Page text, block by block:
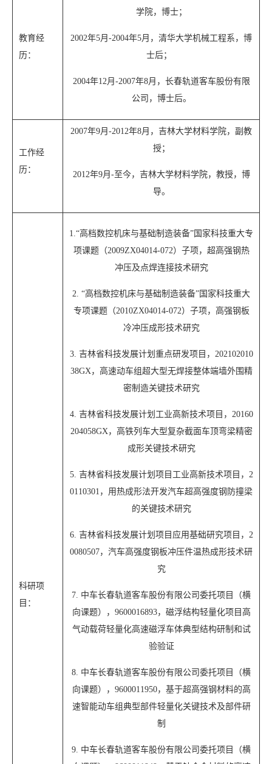
教育经
历：
学院，博士；
2002年5月 -2004年5月 ， 清华大学机械工程系，博
士后；
2004年12 月 -2007年8月，长春轨道客车股份有限
公司，博士后。
工作经
历：
2007年9月 -2012年8月，吉林大学材料学院，副教
授；
2012年9月 -至今，吉林大学材料学院，教授，博
导。
科研项
目：
1.“高档数控机床与基础制造装备”国家科技重大专
项课题（2009ZX04014-072）子项，超高强钢热
冲压及点焊连接技术研究
2. “高档数控机床与基础制造装备”国家科技重大
专项课题（2010ZX04014-072）子项，高强钢板
冷冲压成形技术研究
3. 吉林省科技发展计划重点研发项目，202102010
38GX，高速动车组超大型无焊接整体端墙外围精
密制造关键技术研究
4. 吉林省科技发展计划工业高新技术项目，20160
204058GX，高铁列车大型复杂截面车顶弯梁精密
成形关键技术研究
5. 吉林省科技发展计划项目工业高新技术项目，2
0110301，用热成形法开发汽车超高强度钢防撞梁
的关键技术研究
6. 吉林省科技发展计划项目应用基础研究项目，2
0080507，汽车高强度钢板冲压件温热成形技术研
究
7. 中车长春轨道客车股份有限公司委托项目（横
向课题），9600016893，磁浮结构轻量化项目高
气动载荷轻量化高速磁浮车体典型结构研制和试
验验证
8. 中车长春轨道客车股份有限公司委托项目（横
向课题），9600011950，基于超高强钢材料的高
速智能动车组典型部件轻量化关键技术及部件研
制
9. 中车长春轨道客车股份有限公司委托项目（横